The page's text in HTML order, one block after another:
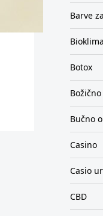
Barve
Botox
Bučno
Casino
Casio
CBD